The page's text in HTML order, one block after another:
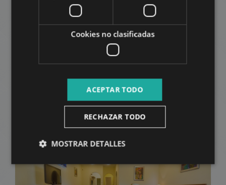
1.050.000 HUF
Distrito 12 • 4 dormitorios • 260 m2
AÑADIR A LA LISTA
Cookies no clasificadas
ACEPTAR TODO
RECHAZAR TODO
MOSTRAR DETALLES